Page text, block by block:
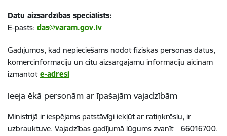
Datu aizsardzības speciālists:
E-pasts: das@varam.gov.lv
Gadījumos, kad nepieciešams nodot fiziskās personas datus,
komercinformāciju un citu aizsargājamu informāciju aicinām
izmantot e-adresi
Ieeja ēkā personām ar īpašajām vajadzībām
Ministrijā ir iespējams patstāvīgi iekļūt ar ratiņkrēslu, ir
uzbrauktuve. Vajadzības gadījumā lūgums zvanīt –66016700.